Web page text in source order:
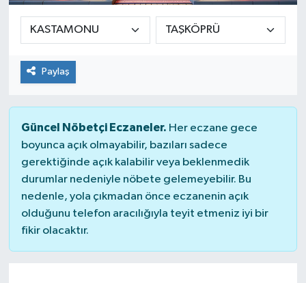
Paylaş
Güncel Nöbetçi Eczaneler. Her eczane gece
boyunca açık olmayabilir, bazıları sadece
gerektiğinde açık kalabilir veya beklenmedik
durumlar nedeniyle nöbete gelemeyebilir. Bu
nedenle, yola çıkmadan önce eczanenin açık
olduğunu telefon aracılığıyla teyit etmeniz iyi bir
fikir olacaktır.